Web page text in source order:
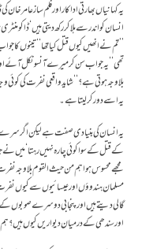
یہ کہانیاں بھارتی اداکار اور فلم ساز عامر
انسان کو اندر سے ہلا کر رکھ دیتی
’’تم نے انھیں کیوں قتل کیا تھا‘‘ تینوں
تھی‘‘یہ جواب سن کر میرے آنسو نکل آئے اور
بلاوجہ ہوتی ہے؟‘‘ شاید واقعی نفرت کی کوئی
یہ اسے دور کر لیتا ہے۔
یہ انسان کی بنیادی صفت ہے لیکن اگر
کے قتل کے سوا کوئی چارہ نہیں
مجھے محسوس ہوا ہم من حیث القوم بلاوجہ
مسلمان ہندوؤں اورعیسائیوں سے کیوں
گالی دیتے ہیں اور پنجابی دوسرے صوبوں کے
اور سندھی کے درمیان دیواریں کیوں